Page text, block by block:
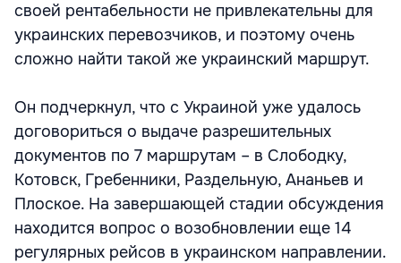
своей рентабельности не привлекательны для
украинских перевозчиков, и поэтому очень
сложно найти такой же украинский маршрут.
Он подчеркнул, что с Украиной уже удалось
договориться о выдаче разрешительных
документов по 7 маршрутам – в Слободку,
Котовск, Гребенники, Раздельную, Ананьев и
Плоское. На завершающей стадии обсуждения
находится вопрос о возобновлении еще 14
регулярных рейсов в украинском направлении.